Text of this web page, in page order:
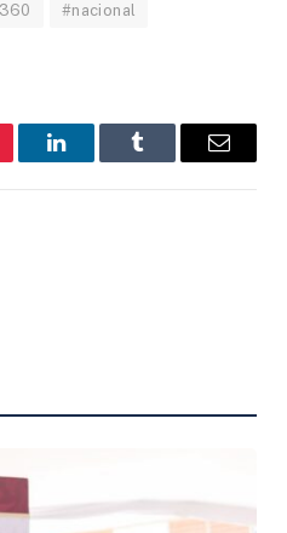
#nacional
LinkedInTumblr Email